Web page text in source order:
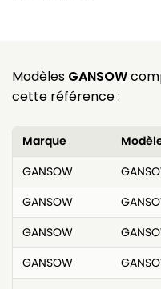
Modèles GANSOW
cette référence :
Marque
GANSOW
GANSOW
GANSOW
GANSOW